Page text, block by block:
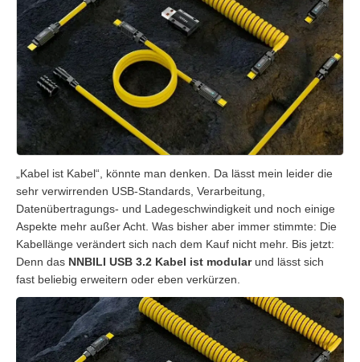
„Kabel ist Kabel“, könnte man denken. Da lässt mein leider die
sehr verwirrenden USB-Standards, Verarbeitung,
Datenübertragungs- und Ladegeschwindigkeit und noch einige
Aspekte mehr außer Acht. Was bisher aber immer stimmte: Die
Kabellänge verändert sich nach dem Kauf nicht mehr. Bis jetzt:
Denn das NNBILI USB 3.2 Kabel ist modularund lässt sich
fast beliebig erweitern oder eben verkürzen.